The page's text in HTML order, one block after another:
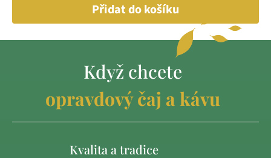
Přidat do košíku
Když chcete
opravdový čaj a kávu
Kvalita a tradice